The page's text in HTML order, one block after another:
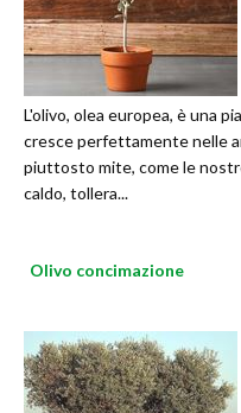
L'olivo, olea europea, è una
cresce perfettamente nelle
piuttosto mite, come le
caldo, tollera...
Olivo concimazione